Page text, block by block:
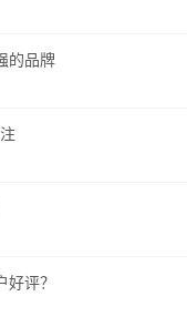
的品牌
评？